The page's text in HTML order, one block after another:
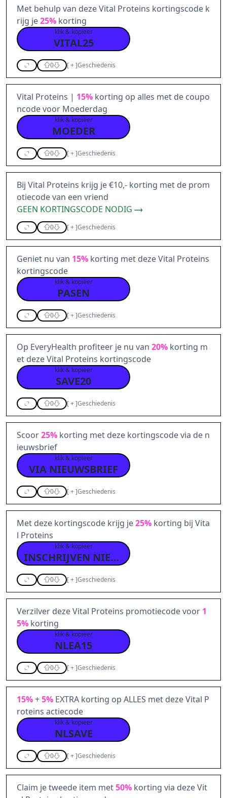
Met behulp van deze Vital Proteins kortingscode k
rijg je25% korting
klik & kopieer
VITAL25
0 [+]Geschiedenis
Vital Proteins | 15% korting op alles met de coupo
ncode voor Moederdag
klik & kopieer
MOEDER
0 [+]Geschiedenis
Bij Vital Proteins krijg je €10,- korting met de prom
otiecode van een vriend
GEEN KORTINGSCODE NODIG
0 [+]Geschiedenis
Geniet nu van 15% korting met deze Vital Proteins
kortingscode
klik & kopieer
PASEN
0 [+]Geschiedenis
Op EveryHealth profiteer je nu van 20% korting m
et deze Vital Proteins kortingscode
klik & kopieer
SAVE20
0 [+]Geschiedenis
Scoor25% korting met deze kortingscode via de n
ieuwsbrief
klik & kopieer
VIA NIEUWSBRIEF
0 [+]Geschiedenis
Met deze kortingscode krijg je25% korting bij Vita
l Proteins
klik & kopieer
INSCHRIJVEN NIEUWSBRIEF
0 [+]Geschiedenis
Verzilver deze Vital Proteins promotiecode voor 1
5% korting
klik & kopieer
NLEA15
0 [+]Geschiedenis
15%+5% EXTRA korting op ALLES met deze Vital P
roteins actiecode
klik & kopieer
NLSAVE
0 [+]Geschiedenis
Claim je tweede item met50% korting via deze Vit